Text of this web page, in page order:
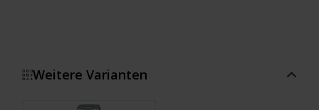
Weitere Varianten